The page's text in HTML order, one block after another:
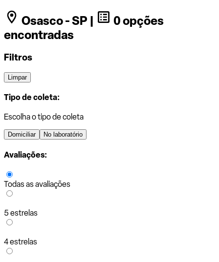
Osasco - SP |
0 opções
encontradas
Filtros
Limpar
Tipo de coleta:
Escolha o tipo de coleta
Domiciliar No laboratório
Avaliações:
Todas as avaliações
5 estrelas
4 estrelas